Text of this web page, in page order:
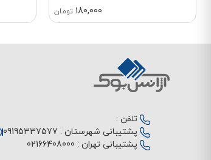
180,000 تومان
تلفن :
پشتیبانی شهرستان : 09195337577
پشتیبانی تهران : 02166408000